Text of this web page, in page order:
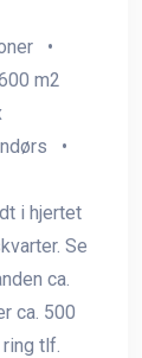
•
m2
•
i hjertet
Se
ca.
ca. 500
tlf.